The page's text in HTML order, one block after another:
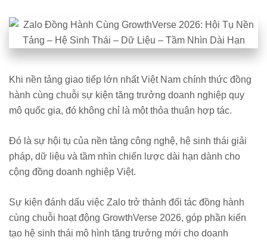
Khi nền tảng giao tiếp lớn nhất Việt Nam chính thức đồng
hành cùng chuỗi sự kiện tăng trưởng doanh nghiệp quy
mô quốc gia, đó không chỉ là một thỏa thuận hợp tác.
Đó là sự hội tụ của nền tảng công nghệ, hệ sinh thái giải
pháp, dữ liệu và tầm nhìn chiến lược dài hạn dành cho
cộng đồng doanh nghiệp Việt.
Sự kiện đánh dấu việc Zalo trở thành đối tác đồng hành
cùng chuỗi hoạt động GrowthVerse 2026, góp phần kiến
tạo hệ sinh thái mô hình tăng trưởng mới cho doanh